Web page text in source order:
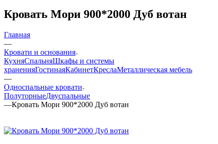
Кровать Мори 900*2000 Дуб вотан
Главная
—
Кровати и основания
КухняСпальняШкафы и системы
храненияГостинаяКабинетКреслаМеталлическая мебель
—
Односпальные кровати
ПолуторныеДвуспальные
—Кровать Мори 900*2000 Дуб вотан